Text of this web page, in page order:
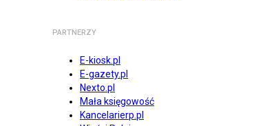
PARTNERZY
E-kiosk.pl
E-gazety.pl
Nexto.pl
Mała księgowość
Kancelarierp.pl